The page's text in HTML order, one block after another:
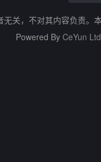
关，不对其内容负责。
Powered By CeYun